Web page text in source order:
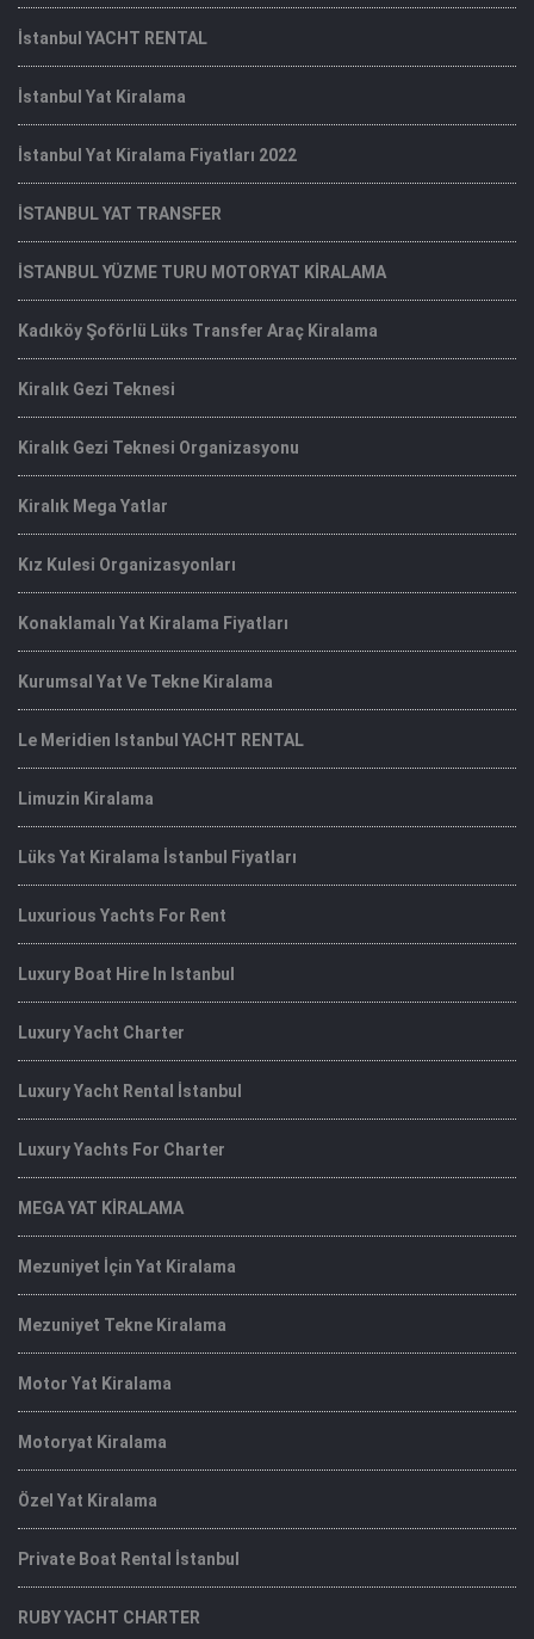
İstanbul YACHT RENTAL
İstanbul Yat Kiralama
İstanbul Yat Kiralama Fiyatları 2022
İSTANBUL YAT TRANSFER
İSTANBUL YÜZME TURU MOTORYAT KİRALAMA
Kadıköy Şoförlü Lüks Transfer Araç Kiralama
Kiralık Gezi Teknesi
Kiralık Gezi Teknesi Organizasyonu
Kiralık Mega Yatlar
Kız Kulesi Organizasyonları
Konaklamalı Yat Kiralama Fiyatları
Kurumsal Yat Ve Tekne Kiralama
Le Meridien Istanbul YACHT RENTAL
Limuzin Kiralama
Lüks Yat Kiralama İstanbul Fiyatları
Luxurious Yachts For Rent
Luxury Boat Hire In Istanbul
Luxury Yacht Charter
Luxury Yacht Rental İstanbul
Luxury Yachts For Charter
MEGA YAT KİRALAMA
Mezuniyet İçin Yat Kiralama
Mezuniyet Tekne Kiralama
Motor Yat Kiralama
Motoryat Kiralama
Özel Yat Kiralama
Private Boat Rental İstanbul
RUBY YACHT CHARTER